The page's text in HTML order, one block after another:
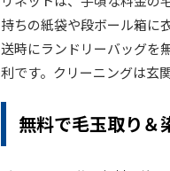
持ちの紙袋や段ボール箱に
送時にランドリーバッグを
利です。クリーニングは玄
無料で毛玉取り＆